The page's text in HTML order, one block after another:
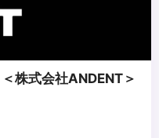
株式会社ANDENT＞